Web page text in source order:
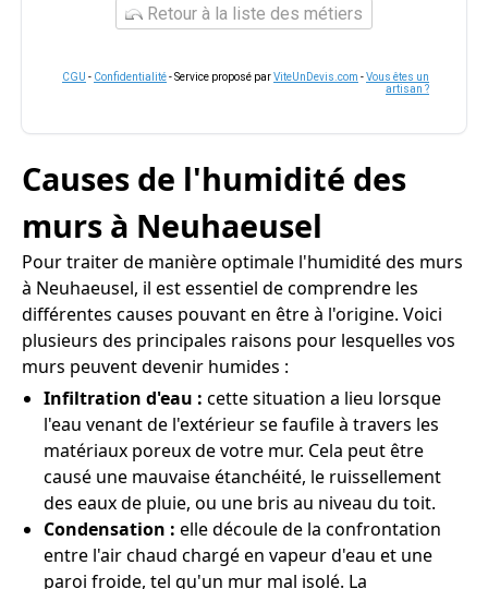
Retour à la liste des métiers
CGU - Confidentialité- Service proposé parViteUnDevis.com -Vous êtes un
artisan ?
Causes de l'humidité des
murs à Neuhaeusel
Pour traiter de manière optimale l'humidité des murs
à Neuhaeusel, il est essentiel de comprendre les
différentes causes pouvant en être à l'origine. Voici
plusieurs des principales raisons pour lesquelles vos
murs peuvent devenir humides :
Infiltration d'eau : cette situation a lieu lorsque
l'eau venant de l'extérieur se faufile à travers les
matériaux poreux de votre mur. Cela peut être
causé une mauvaise étanchéité, le ruissellement
des eaux de pluie, ou une bris au niveau du toit.
Condensation : elle découle de la confrontation
entre l'air chaud chargé en vapeur d'eau et une
paroi froide, tel qu'un mur mal isolé. La